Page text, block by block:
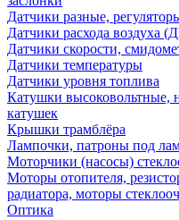
Датчики разные,
Датчики расхода воздуха
Датчики скорости,
Датчики температуры
Датчики уровня топлива
Катушки высоковольтные,
катушек
Крышки трамблёра
Лампочки, патроны под
Моторчики (насосы)
Моторы отопителя,
радиатора, моторы
Оптика